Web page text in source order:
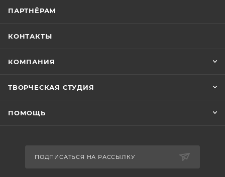
ПАРТНЁРАМ
КОНТАКТЫ
КОМПАНИЯ
ТВОРЧЕСКАЯ СТУДИЯ
ПОМОЩЬ
ПОДПИСАТЬСЯ НА РАССЫЛКУ